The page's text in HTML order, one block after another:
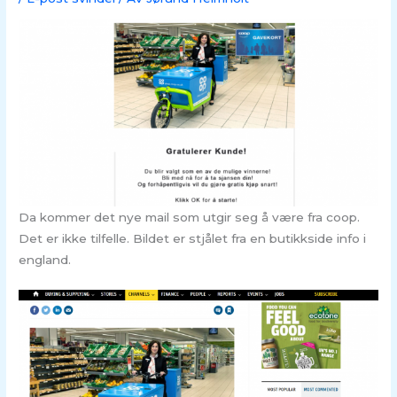
Da kommer det nye mail som utgir seg å være fra coop.
Det er ikke tilfelle. Bildet er stjålet fra en butikkside info i
england.